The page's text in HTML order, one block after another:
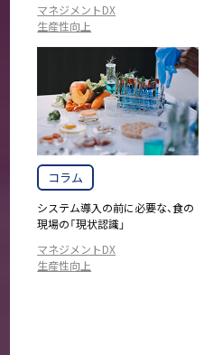
マネジメント (
マネジメントDX
生産性向上
コラム
システム導入の前に必要な、食の
現場の「現状認識」
マネジメントDX
生産性向上